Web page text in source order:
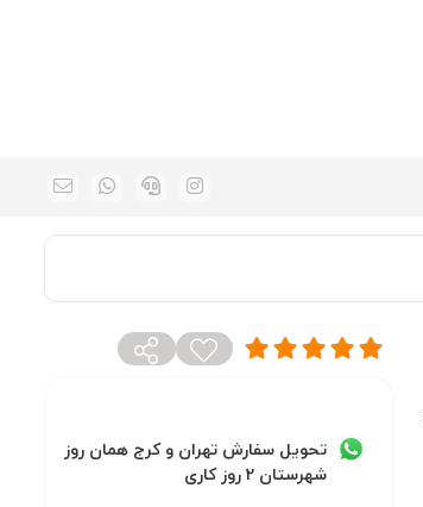
تحویل سفارش تهران و کرج همان روز
شهرستان 2 روز کاری